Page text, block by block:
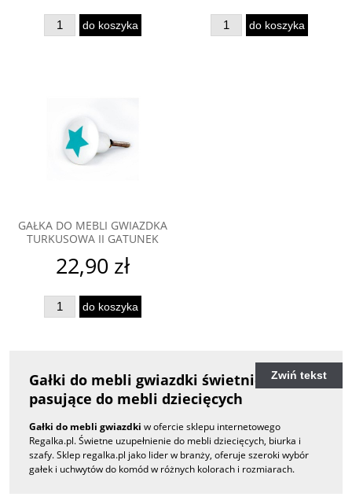
do koszyka do koszyka
GAŁKA DO MEBLI GWIAZDKA
TURKUSOWA II GATUNEK
22,90 zł
do koszyka
Zwiń tekst
Gałki do mebli gwiazdki świetnie
pasujące do mebli dziecięcych
Gałki do mebli gwiazdki w ofercie sklepu internetowego
Regalka.pl. Świetne uzupełnienie do mebli dziecięcych, biurka i
szafy. Sklep regalka.pl jako lider w branży, oferuje szeroki wybór
gałek i uchwytów do komód w różnych kolorach i rozmiarach.